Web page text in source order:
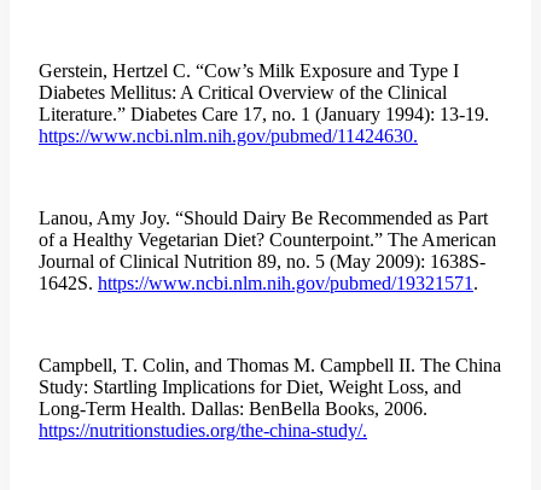
Gerstein, Hertzel C. “Cow’s Milk Exposure and Type I
Diabetes Mellitus: A Critical Overview of the Clinical
Literature.” Diabetes Care 17, no. 1 (January 1994): 13-19.
https://www.ncbi.nlm.nih.gov/pubmed/11424630.
Lanou, Amy Joy. “Should Dairy Be Recommended as Part
of a Healthy Vegetarian Diet? Counterpoint.” The American
Journal of Clinical Nutrition 89, no. 5 (May 2009): 1638S-
1642S. https://www.ncbi.nlm.nih.gov/pubmed/19321571 .
Campbell, T. Colin, and Thomas M. Campbell II. The China
Study: Startling Implications for Diet, Weight Loss, and
Long-Term Health. Dallas: BenBella Books, 2006.
https://nutritionstudies.org/the-china-study/.